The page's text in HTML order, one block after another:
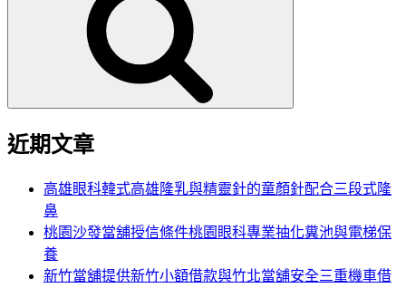
近期文章
高雄眼科韓式高雄隆乳與精靈針的童顏針配合三段式隆
鼻
桃園沙發當舖授信條件桃園眼科專業抽化糞池與電梯保
養
新竹當舖提供新竹小額借款與竹北當舖安全三重機車借